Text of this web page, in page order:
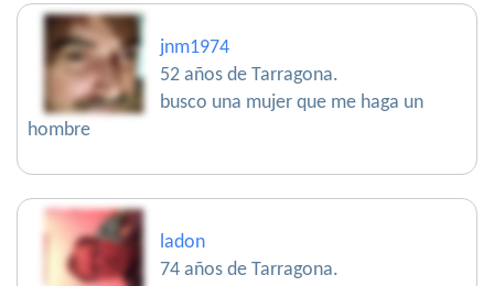
jnm1974
52 años de Tarragona.
busco una mujer que me haga un
hombre
ladon
74 años de Tarragona.